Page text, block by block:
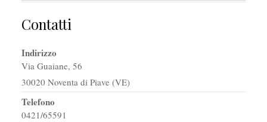
Contatti
Indirizzo
Via Guaiane, 56
30020 Noventa di Piave (VE)
Telefono
0421/65591